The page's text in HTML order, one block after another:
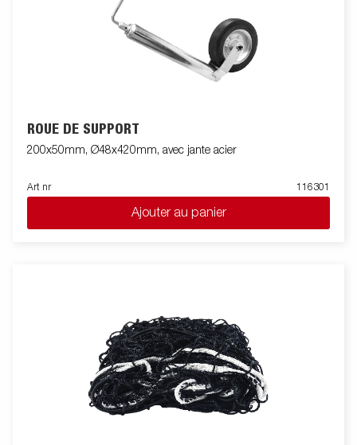
ROUE DE SUPPORT
200x50mm, Ø48x420mm, avec jante acier
Art nr 116301
Ajouter au panier